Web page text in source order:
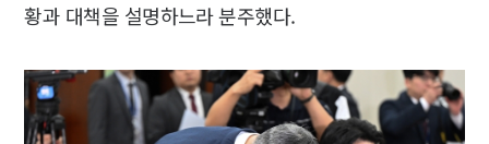
황과 대책을 설명하느라 분주했다.